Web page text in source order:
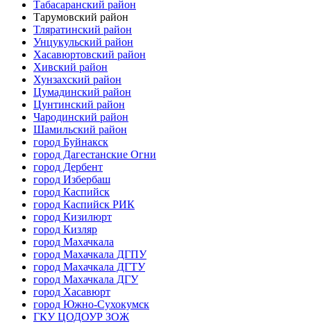
Табасаранский район
Тарумовский район
Тляратинский район
Унцукульский район
Хасавюртовский район
Хивский район
Хунзахский район
Цумадинский район
Цунтинский район
Чародинский район
Шамильский район
город Буйнакск
город Дагестанские Огни
город Дербент
город Избербаш
город Каспийск
город Каспийск РИК
город Кизилюрт
город Кизляр
город Махачкала
город Махачкала ДГПУ
город Махачкала ДГТУ
город Махачкала ДГУ
город Хасавюрт
город Южно-Сухокумск
ГКУ ЦОДОУР ЗОЖ